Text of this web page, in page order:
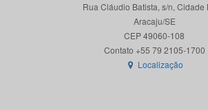
Rua Cláudio Batista, s/n, Cidade
Aracaju/SE
CEP 49060-108
Localização